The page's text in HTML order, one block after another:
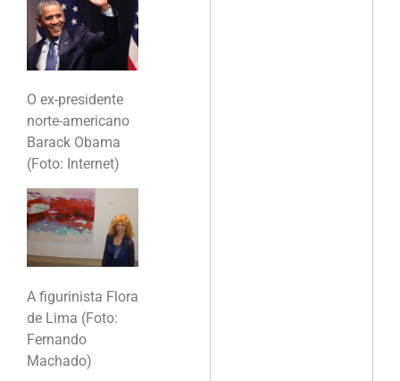
O ex-presidente
norte-americano
Barack Obama
(Foto: Internet)
A figurinista Flora
de Lima (Foto:
Fernando
Machado)